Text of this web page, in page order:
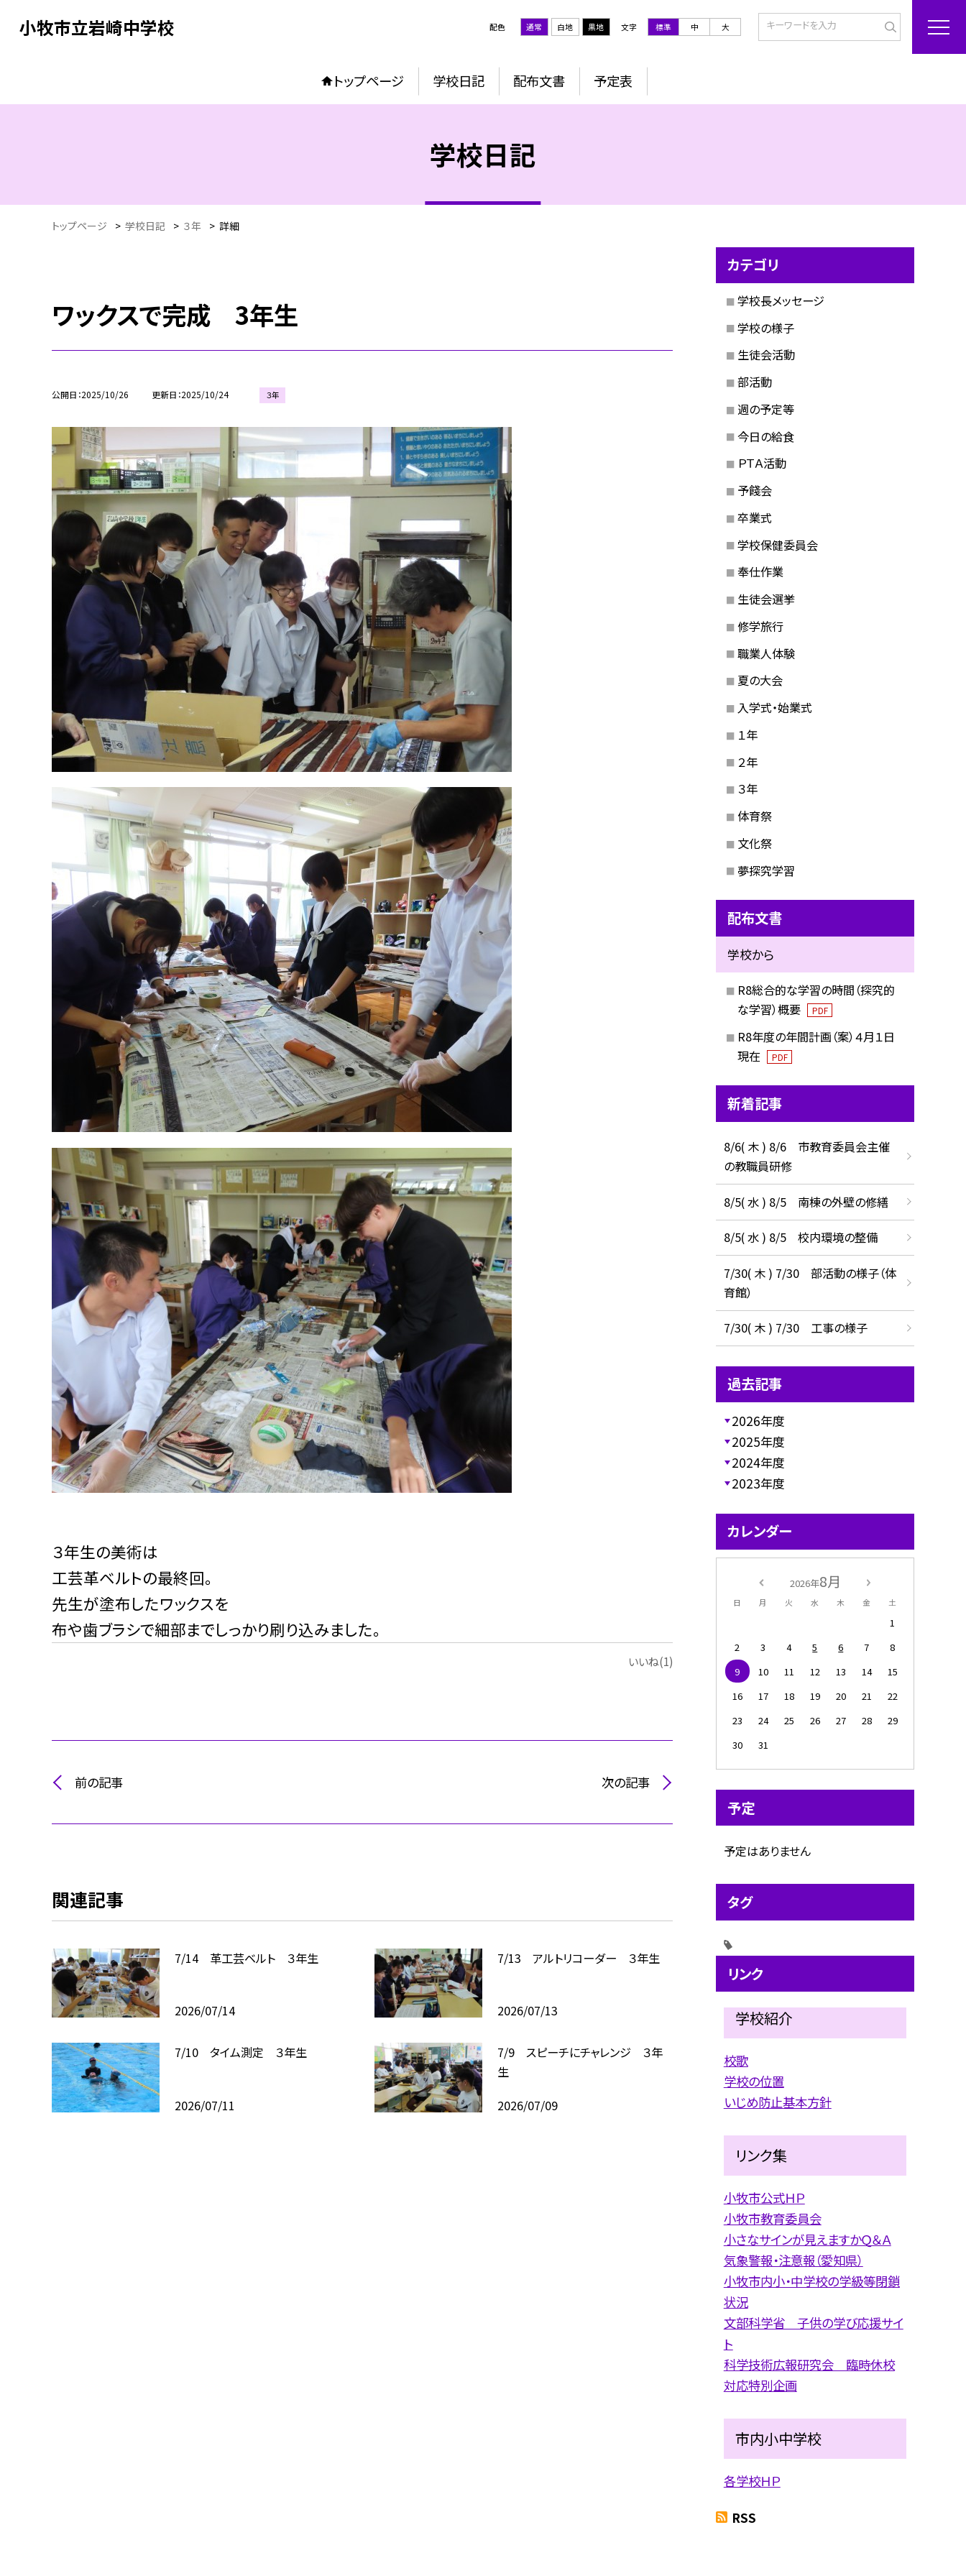
小牧市立岩崎中学校 配色 通常 白地 黒地 文字 標準 中 大
トップページ 学校日記 配布文書 予定表
学校日記
トップページ > 学校日記 > ３年 > 詳細
ワックスで完成 3年生
公開日 2025/10/26 更新日 2025/10/24 ３年
３年生の美術は
工芸革ベルトの最終回。
先生が塗布したワックスを
布や歯ブラシで細部までしっかり刷り込みました。
いいね(1)
前の記事 次の記事
関連記事
7/14 革工芸ベルト ３年生
2026/07/14
7/13 アルトリコーダー ３年生
2026/07/13
7/10 タイム測定 ３年生
2026/07/11
7/9 スピーチにチャレンジ ３年
生
2026/07/09
カテゴリ
学校長メッセージ
学校の様子
生徒会活動
部活動
週の予定等
今日の給食
ＰＴＡ活動
予餞会
卒業式
学校保健委員会
奉仕作業
生徒会選挙
修学旅行
職業人体験
夏の大会
入学式・始業式
１年
２年
３年
体育祭
文化祭
夢探究学習
配布文書
学校から
R8総合的な学習の時間（探究的
な学習）概要
PDF
R8年度の年間計画（案）４月１日
現在
PDF
新着記事
8/6( 木 ) 8/6 市教育委員会主催
の教職員研修
8/5( 水 ) 8/5 南棟の外壁の修繕
8/5( 水 ) 8/5 校内環境の整備
7/30( 木 ) 7/30 部活動の様子（体
育館）
7/30( 木 ) 7/30 工事の様子
過去記事
2026年度
2025年度
2024年度
2023年度
カレンダー
2026年8月
日 月 火 水 木 金 土
1
2
3 4 5 6 7
8
9
10 11 12 13 14
15
16
17 18 19 20 21
22
23
24 25 26 27 28
29
30
31
予定
予定はありません
タグ
リンク
学校紹介
校歌
学校の位置
いじめ防止基本方針
リンク集
小牧市公式ＨＰ
小牧市教育委員会
小さなサインが見えますかＱ＆Ａ
気象警報・注意報（愛知県）
小牧市内小・中学校の学級等閉鎖
状況
文部科学省 子供の学び応援サイ
ト
科学技術広報研究会 臨時休校
対応特別企画
市内小中学校
各学校ＨＰ
RSS